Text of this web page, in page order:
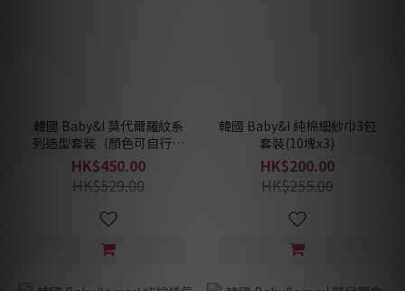
韓國 Baby&I 莫代爾羅紋系
列造型套裝（顏色可自行配
搭）
HK$450.00
HK$529.00
韓國 Baby&I 純棉細紗巾3包
套裝(10塊x3)
HK$200.00
HK$255.00